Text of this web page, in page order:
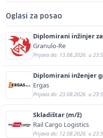
Oglasi za posao
Diplomirani inžinjer
sigurnosti i pomoći (m/
Granulo-Re
Prijava do: 13.08.2026. u
Diplomirani inženjer
Ergas
Prijava do: 23.08.2026. u
Skladištar (m/ž)
Rail Cargo Logistics
Prijava do: 12.08.2026. u